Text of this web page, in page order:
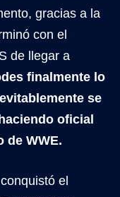
gracias a la
con el
de llegar a
finalmente lo
se
oficial
de WWE.
conquistó el